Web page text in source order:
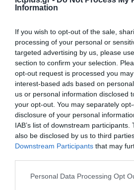
Information
If you wish to opt-out of the sale,
processing of your personal or
targeted advertising by us, please
section to confirm your selection.
opt-out request is processed you
interest-based ads based on
us or personal information disclosed
your opt-out. You may separately
disclosure of your personal
IAB’s list of downstream
also be disclosed by us to third
Downstream Participants that may
Please note that this website/app
Personal Data Processing Opt
δορυφορικών
της Ευρώπης
16.01.2025